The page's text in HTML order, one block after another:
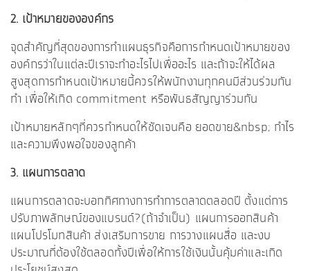
2. เป้าหมายขององค์กร
จุดสำคัญที่สุดของการทำแผนธุรกิจคือการกำหนดเป้าหมายของ
องค์กรว่าในแต่ละปีเราจะทำอะไรไปเพื่ออะไร และถ้าจะให้ได้ผล
สูงสุดการกำหนดเป้าหมายนี้ควรให้พนักงานทุกคนมีส่วนร่วมกัน
ทำ เพื่อให้เกิด commitment หรือพันธสัญญาร่วมกัน
เป้าหมายหลักๆที่ควรกำหนดให้ชัดเจนคือ ยอดขาย&nbsp; กำไร
และความพึงพอใจของลูกค้า
3. แผนการตลาด
แผนการตลาดจะบอกทิศทางการทำการตลาดตลอดปี ตั้งแต่การ
ปรับภาพลักษณ์ของแบรนด์?(ถ้าจำเป็น) แผนการออกสินค้า
แผนโปรโมทสินค้า ส่งเสริมการขาย การวางแผนสื่อ และงบ
ประมาณที่ต้องใช้ตลอดทั้งปีเพื่อให้การใช้เงินนั้นคุ้มค่าและเกิด